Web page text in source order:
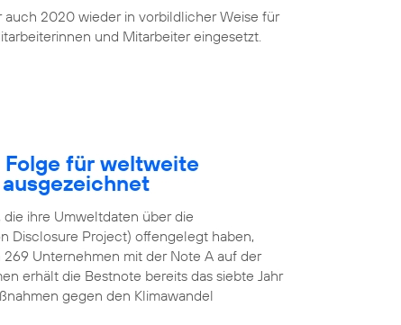
2020 wieder in vorbildlicher Weise für
und Mitarbeiter eingesetzt.
für weltweite
ihre Umweltdaten über die
Disclosure Project) offengelegt haben,
Unternehmen mit der Note A auf der
erhält die Bestnote bereits das siebte Jahr
gegen den Klimawandel